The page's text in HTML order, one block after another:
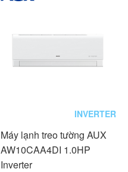
INVERTER
Máy lạnh treo tường AUX
AW10CAA4DI 1.0HP
Inverter